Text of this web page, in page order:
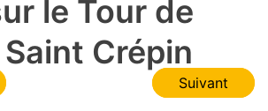
le Tour de
Crépin
Suivant